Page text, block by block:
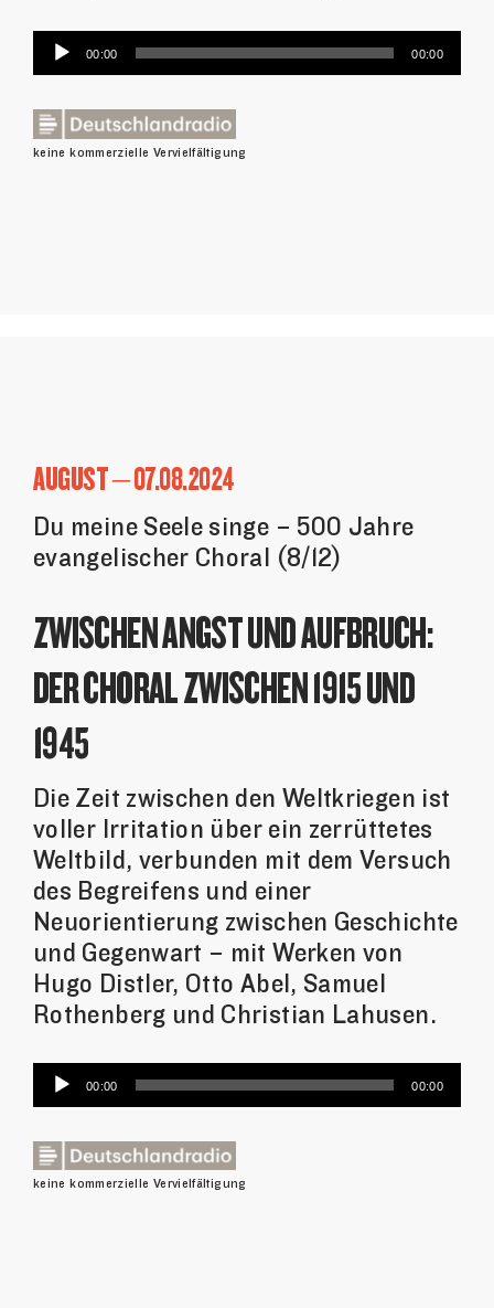
Audio-
Player
00:00 00:00
keine kommerzielle Vervielfältigung
AUGUST – 07.08.2024
Du meine Seele singe – 500 Jahre
evangelischer Choral (8/12)
ZWISCHEN ANGST UND AUFBRUCH:
DER CHORAL ZWISCHEN 1915 UND
1945
Die Zeit zwischen den Weltkriegen ist
voller Irritation über ein zerrüttetes
Weltbild, verbunden mit dem Versuch
des Begreifens und einer
Neuorientierung zwischen Geschichte
und Gegenwart – mit Werken von
Hugo Distler, Otto Abel, Samuel
Rothenberg und Christian Lahusen.
Audio-
Player
00:00 00:00
keine kommerzielle Vervielfältigung